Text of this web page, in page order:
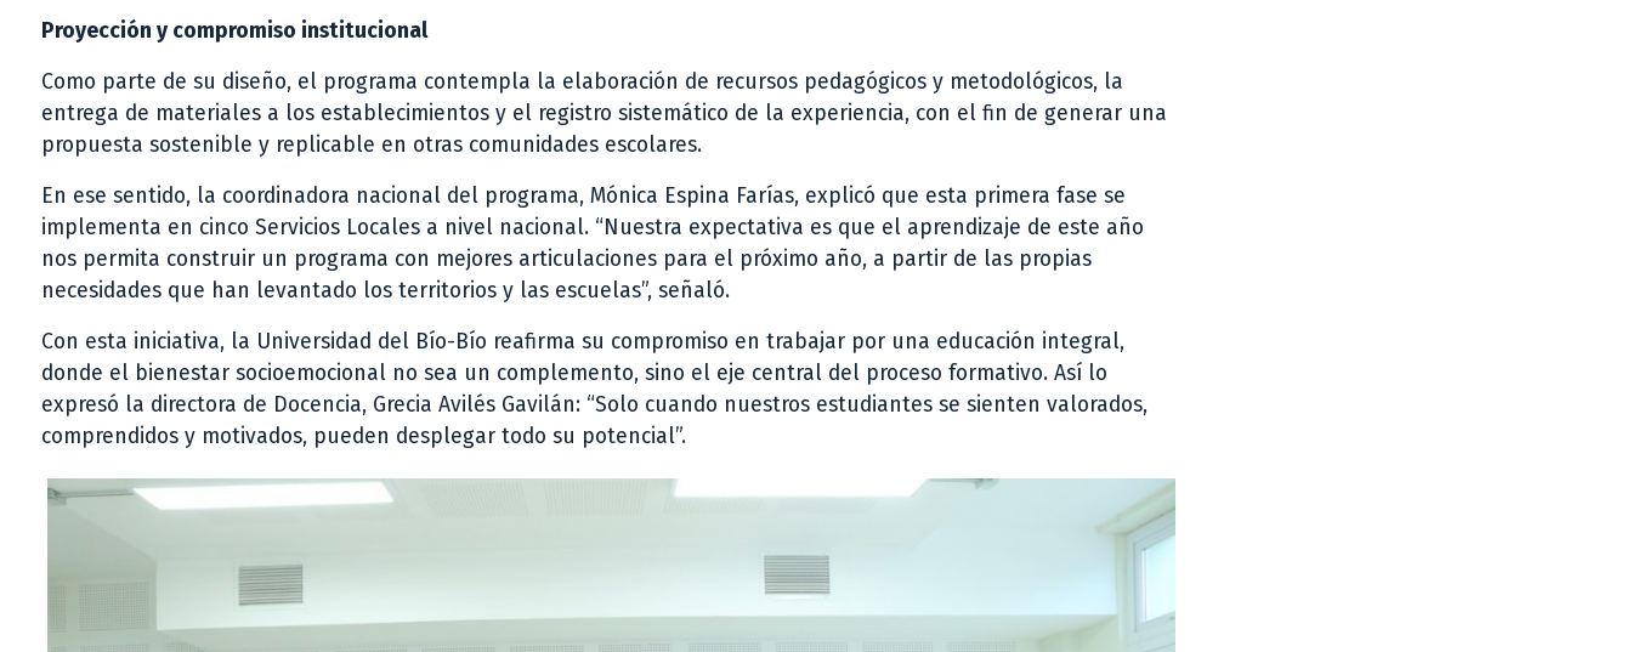
Proyección y compromiso institucional
Como parte de su diseño, el programa contempla la elaboración de recursos pedagógicos y metodológicos, la
entrega de materiales a los establecimientos y el registro sistemático de la experiencia, con el fin de generar una
propuesta sostenible y replicable en otras comunidades escolares.
En ese sentido, la coordinadora nacional del programa, Mónica Espina Farías, explicó que esta primera fase se
implementa en cinco Servicios Locales a nivel nacional. “Nuestra expectativa es que el aprendizaje de este año
nos permita construir un programa con mejores articulaciones para el próximo año, a partir de las propias
necesidades que han levantado los territorios y las escuelas”, señaló.
Con esta iniciativa, la Universidad del Bío-Bío reafirma su compromiso en trabajar por una educación integral,
donde el bienestar socioemocional no sea un complemento, sino el eje central del proceso formativo. Así lo
expresó la directora de Docencia, Grecia Avilés Gavilán: “Solo cuando nuestros estudiantes se sienten valorados,
comprendidos y motivados, pueden desplegar todo su potencial”.